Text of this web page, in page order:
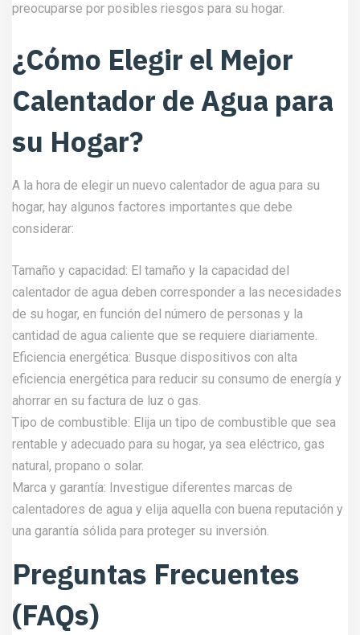
preocuparse por posibles riesgos para su hogar.
¿Cómo Elegir el Mejor
Calentador de Agua para
su Hogar?
A la hora de elegir un nuevo calentador de agua para su
hogar, hay algunos factores importantes que debe
considerar:
Tamaño y capacidad: El tamaño y la capacidad del
calentador de agua deben corresponder a las necesidades
de su hogar, en función del número de personas y la
cantidad de agua caliente que se requiere diariamente.
Eficiencia energética: Busque dispositivos con alta
eficiencia energética para reducir su consumo de energía y
ahorrar en su factura de luz o gas.
Tipo de combustible: Elija un tipo de combustible que sea
rentable y adecuado para su hogar, ya sea eléctrico, gas
natural, propano o solar.
Marca y garantía: Investigue diferentes marcas de
calentadores de agua y elija aquella con buena reputación y
una garantía sólida para proteger su inversión.
Preguntas Frecuentes
(FAQs)